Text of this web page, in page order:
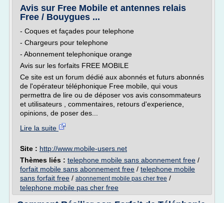
Avis sur Free Mobile et antennes relais
Free / Bouygues ...
- Coques et façades pour telephone
- Chargeurs pour telephone
- Abonnement telephonique orange
Avis sur les forfaits FREE MOBILE
Ce site est un forum dédié aux abonnés et futurs abonnés
de l'opérateur téléphonique Free mobile, qui vous
permettra de lire ou de déposer vos avis consommateurs
et utilisateurs , commentaires, retours d'experience,
opinions, de poser des...
Lire la suite
Site : http://www.mobile-users.net
Thèmes liés : telephone mobile sans abonnement free /
forfait mobile sans abonnement free / telephone mobile
sans forfait free / abonnement mobile pas cher free /
telephone mobile pas cher free